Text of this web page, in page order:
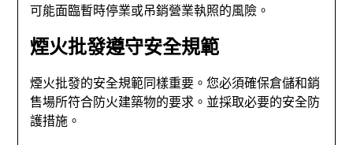
可能面臨暫時停業或吊銷營業執照的風險。
煙火批發遵守安全規範
煙火批發的安全規範同樣重要。您必須確保倉儲和銷
售場所符合防火建築物的要求。並採取必要的安全防
護措施。